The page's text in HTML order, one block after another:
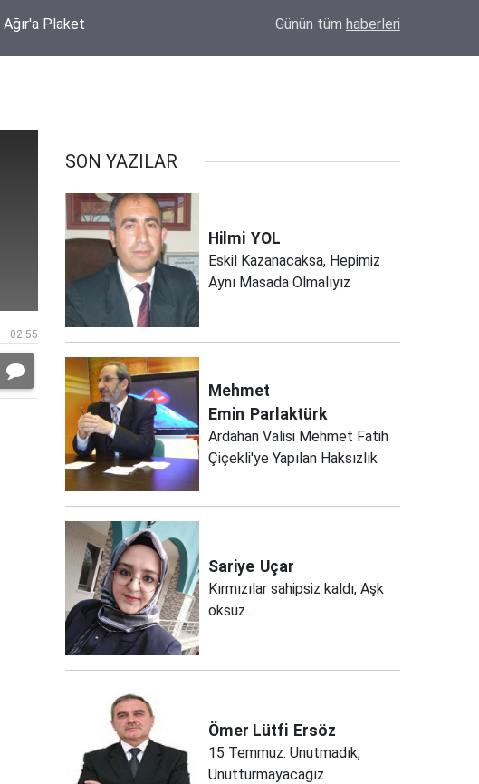
Günün tüm haberleri
02:55
SON YAZILAR
Hilmi YOL
Eskil Kazanacaksa, Hepimiz
Aynı Masada Olmalıyız
Mehmet
Emin Parlaktürk
Ardahan Valisi Mehmet Fatih
Çiçekli'ye Yapılan Haksızlık
Sariye Uçar
Kırmızılar sahipsiz kaldı, Aşk
öksüz...
Ömer Lütfi Ersöz
15 Temmuz: Unutmadık,
Unutturmayacağız